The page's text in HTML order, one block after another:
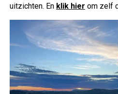
uitzichten. En klik hier om zelf